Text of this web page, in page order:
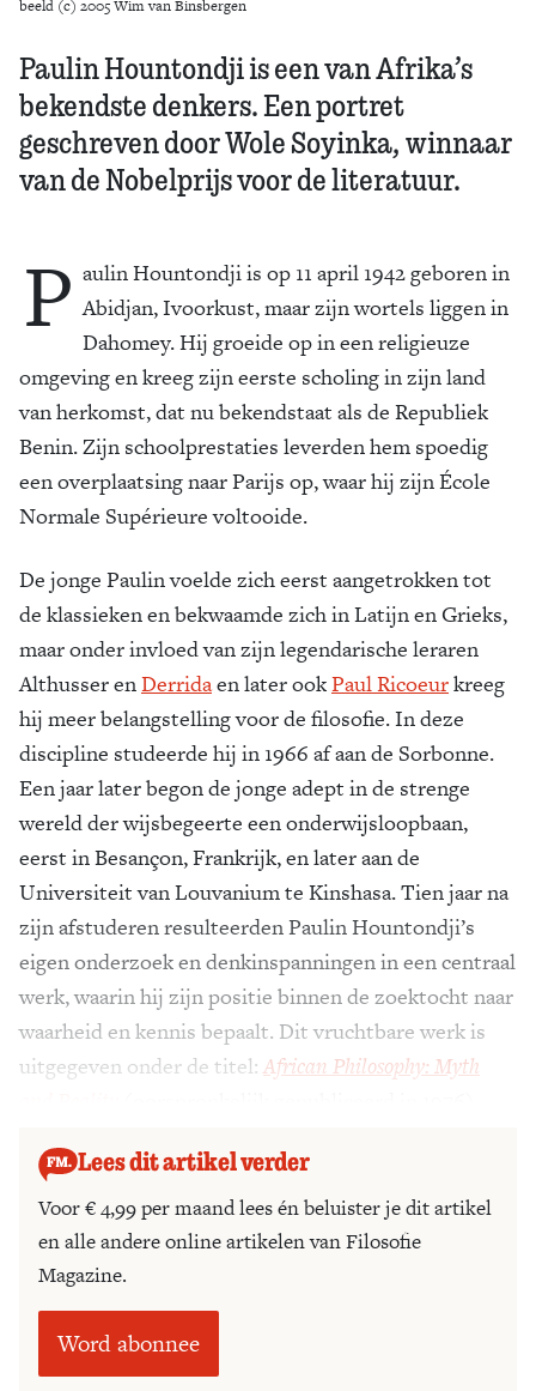
beeld (c) 2005 Wim van Binsbergen
Paulin Hountondji is een van Afrika’s
bekendste denkers. Een portret
geschreven door Wole Soyinka, winnaar
van de Nobelprijs voor de literatuur.
P aulin Hountondji is op 11 april 1942 geboren in
Abidjan, Ivoorkust, maar zijn wortels liggen in
Dahomey. Hij groeide op in een religieuze
omgeving en kreeg zijn eerste scholing in zijn land
van herkomst, dat nu bekendstaat als de Republiek
Benin. Zijn schoolprestaties leverden hem spoedig
een overplaatsing naar Parijs op, waar hij zijn École
Normale Supérieure voltooide.
De jonge Paulin voelde zich eerst aangetrokken tot
de klassieken en bekwaamde zich in Latijn en Grieks,
maar onder invloed van zijn legendarische leraren
Althusser enDerridaen later ookPaul Ricoeurkreeg
hij meer belangstelling voor de filosofie. In deze
discipline studeerde hij in 1966 af aan de Sorbonne.
Een jaar later begon de jonge adept in de strenge
wereld der wijsbegeerte een onderwijsloopbaan,
eerst in Besançon, Frankrijk, en later aan de
Universiteit van Louvanium te Kinshasa. Tien jaar na
zijn afstuderen resulteerden Paulin Hountondji’s
eigen onderzoek en denkinspanningen in een centraal
werk, waarin hij zijn positie binnen de zoektocht naar
waarheid en kennis bepaalt. Dit vruchtbare werk is
uitgegeven onder de titel: African Philosophy: Myth
Lees dit artikel verder
Voor € 4,99 per maand lees én beluister je dit artikel
en alle andere online artikelen van Filosofie
Magazine.
Word abonnee